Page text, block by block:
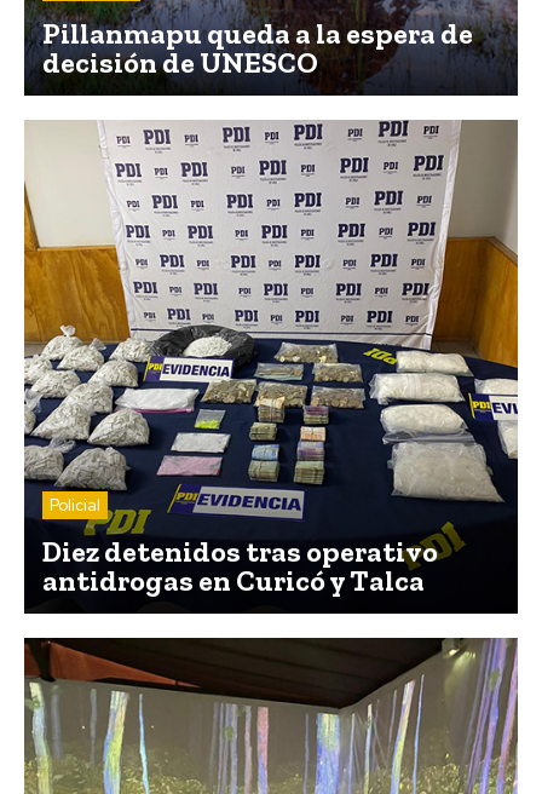
Pillanmapu queda a la espera de
decisión de UNESCO
Policial
Diez detenidos tras operativo
antidrogas en Curicó y Talca